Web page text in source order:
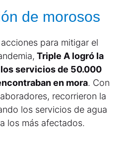
de morosos
para mitigar el
Triple A logró la
servicios de 50.000
en mora. Con
recorrieron la
los servicios de agua
los más afectados.